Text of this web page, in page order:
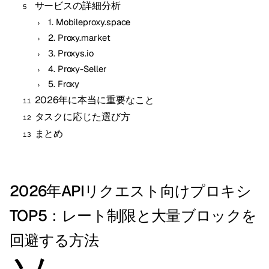
サービスの詳細分析
1. Mobileproxy.space
2. Proxy.market
3. Proxys.io
4. Proxy-Seller
5. Froxy
2026年に本当に重要なこと
タスクに応じた選び方
まとめ
2026年APIリクエスト向けプロキシ
TOP5：レート制限と大量ブロックを
回避する方法